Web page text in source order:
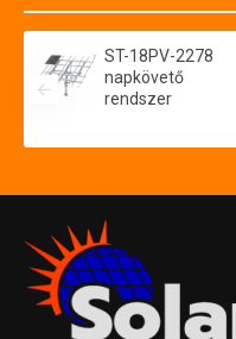
ST-18PV-2278
napkövető
rendszer